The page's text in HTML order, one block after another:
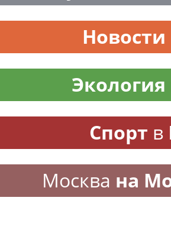
Новости
Экология
Спорт в
Москва на